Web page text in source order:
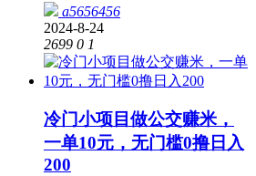
a5656456
2024-8-24
2699 0 1
冷门小项目做公交赚米，
一单10元，无门槛0撸日入
200